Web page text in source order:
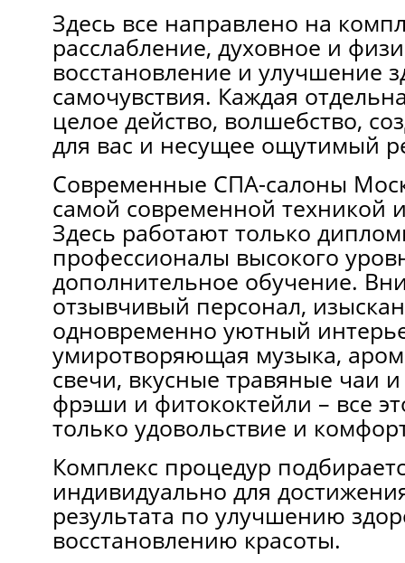
Здесь все направлено на
расслабление, духовное и
восстановление и улучшение
самочувствия. Каждая
целое действо, волшебство,
для вас и несущее ощутимый
Современные СПА-салоны
самой современной техникой
Здесь работают только
профессионалы высокого
дополнительное обучение.
отзывчивый персонал,
одновременно уютный
умиротворяющая музыка,
свечи, вкусные травяные чаи
фрэши и фитококтейли – все
только удовольствие и
Комплекс процедур
индивидуально для
результата по улучшению
восстановлению красоты.